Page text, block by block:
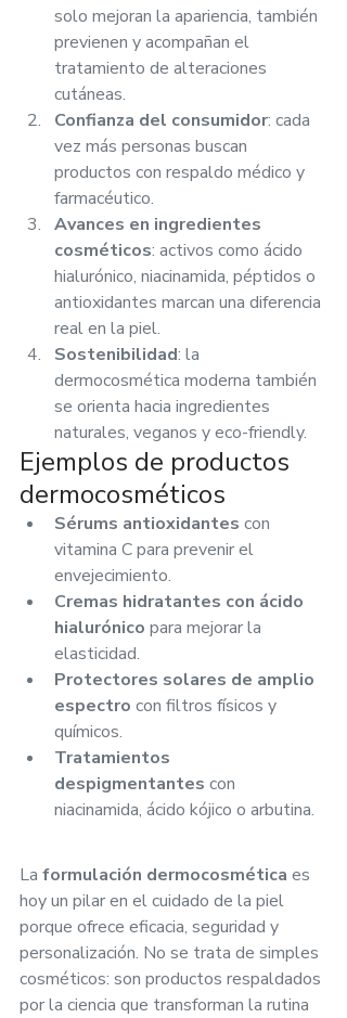
solo mejoran la apariencia, también
previenen y acompañan el
tratamiento de alteraciones
cutáneas.
Confianza del consumidor: cada
vez más personas buscan
productos con respaldo médico y
farmacéutico.
Avances en ingredientes
cosméticos: activos como ácido
hialurónico, niacinamida, péptidos o
antioxidantes marcan una diferencia
real en la piel.
Sostenibilidad: la
dermocosmética moderna también
se orienta hacia ingredientes
naturales, veganos y eco-friendly.
Ejemplos de productos
dermocosméticos
Sérums antioxidantes con
vitamina C para prevenir el
envejecimiento.
Cremas hidratantes con ácido
hialurónico para mejorar la
elasticidad.
Protectores solares de amplio
espectro con filtros físicos y
químicos.
Tratamientos
despigmentantes con
niacinamida, ácido kójico o arbutina.
La formulación dermocosmética es
hoy un pilar en el cuidado de la piel
porque ofrece eficacia, seguridad y
personalización. No se trata de simples
cosméticos: son productos respaldados
por la ciencia que transforman la rutina